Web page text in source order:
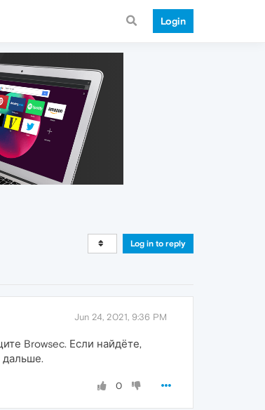
Login
Log in to reply
Jun 24, 2021, 9:36 PM
Browsec. Если найдёте,
дальше.
0